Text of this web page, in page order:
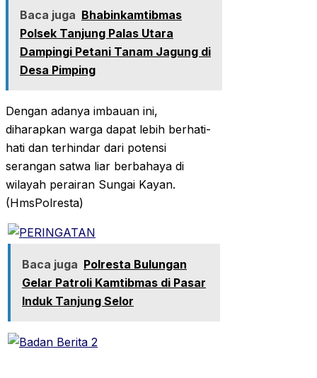
Baca juga Bhabinkamtibmas
Polsek Tanjung Palas Utara
Dampingi Petani Tanam Jagung di
Desa Pimping
Dengan adanya imbauan ini,
diharapkan warga dapat lebih berhati-
hati dan terhindar dari potensi
serangan satwa liar berbahaya di
wilayah perairan Sungai Kayan.
(HmsPolresta)
Baca juga Polresta Bulungan
Gelar Patroli Kamtibmas di Pasar
Induk Tanjung Selor